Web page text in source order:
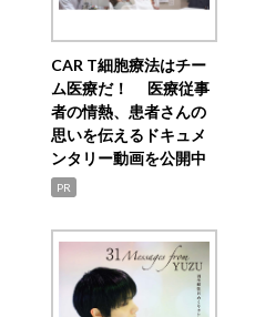
CAR T細胞療法はチー
ム医療だ！ 医療従事
者の情熱、患者さんの
思いを伝えるドキュメ
ンタリー動画を公開中
PR